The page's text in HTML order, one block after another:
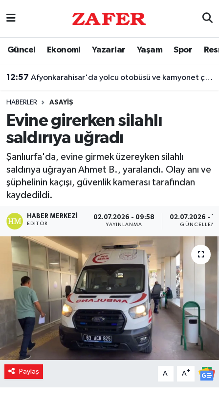
Güncel Ekonomi Yazarlar Yaşam Spor
12:57 Afyonkarahisar'da yolcu otobüsü ve kamyonet çarpıştı
HABERLER ASAYIŞ
Evine girerken silahlı
saldırıya uğradı
Şanlıurfa'da, evine girmek üzereyken silahlı
saldırıya uğrayan Ahmet B., yaralandı. Olay anı ve
şüphelinin kaçışı, güvenlik kamerası tarafından
kaydedildi.
HABER MERKEZI
EDITÖR
02.07.2026 - 09:58
YAYINLANMA
02.07.2026 -
Paylaş A- A+
Nöbetçi Eczaneler
Trafik Durumu
Süper Lig Puan Durumu ve Fikstür
Tüm Manşetler
Son Dakika Haberleri
Haber Arşivi